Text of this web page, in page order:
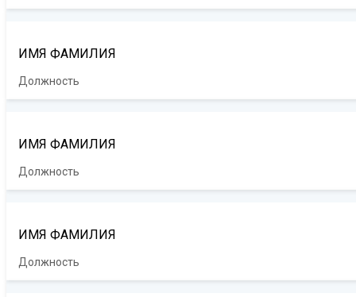
ИМЯ ФАМИЛИЯ
Должность
ИМЯ ФАМИЛИЯ
Должность
ИМЯ ФАМИЛИЯ
Должность